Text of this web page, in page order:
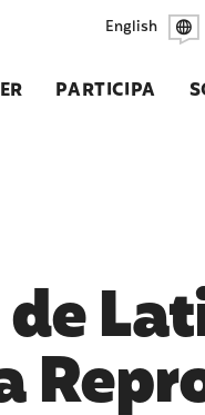
PARTICIPA
English